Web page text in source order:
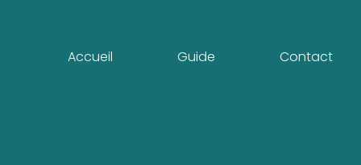
Accueil Guide Contact